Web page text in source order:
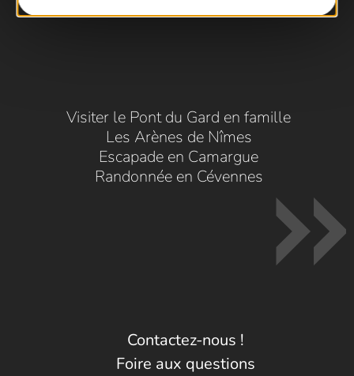
Visiter le Pont du Gard en famille
Les Arènes de Nîmes
Escapade en Camargue
Randonnée en Cévennes
Contactez-nous !
Foire aux questions